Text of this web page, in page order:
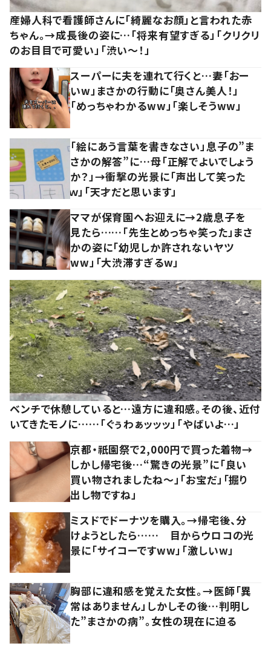
産婦人科で看護師さんに「綺麗なお顔」と言われた赤
ちゃん。→成長後の姿に…「将来有望すぎる」「クリクリ
のお目目で可愛い」「渋い～！」
スーパーに夫を連れて行くと…妻「おー
いw」まさかの行動に「奥さん美人！」
「めっちゃわかるww」「楽しそうww」
「絵にあう言葉を書きなさい」息子の”ま
さかの解答”に…母「正解でよいでしょう
か？」→衝撃の光景に「声出して笑った
ｗ」「天才だと思います」
ママが保育園へお迎えに→2歳息子を
見たら……「先生とめっちゃ笑った」まさ
かの姿に「幼児しか許されないヤツ
ww」「大渋滞すぎるw」
ベンチで休憩していると…遠方に違和感。その後、近付
いてきたモノに……「ぐぅわぁッッッ」「やばいよ…」
京都・祇園祭で2,000円で買った着物→
しかし帰宅後…“驚きの光景”に「良い
買い物されましたね～」「お宝だ」「掘り
出し物ですね」
ミスドでドーナツを購入。→帰宅後、分
けようとしたら…… 目からウロコの光
景に「サイコーですww」「激しいw」
胸部に違和感を覚えた女性。→医師「異
常はありません」しかしその後…判明し
た”まさかの病”。女性の現在に迫る